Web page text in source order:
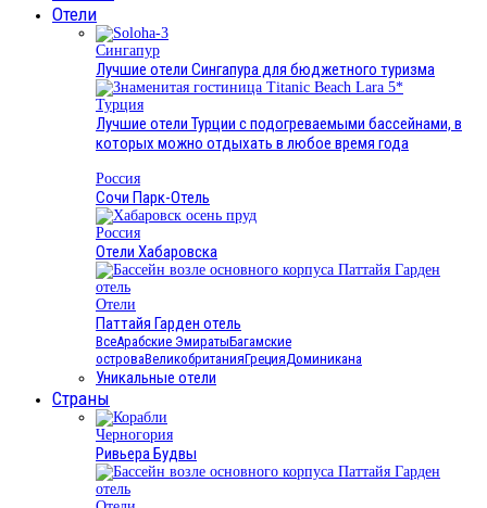
Отели
Сингапур
Лучшие отели Сингапура для бюджетного туризма
Турция
Лучшие отели Турции с подогреваемыми бассейнами, в
которых можно отдыхать в любое время года
Россия
Сочи Парк-Отель
Россия
Отели Хабаровска
Отели
Паттайя Гарден отель
ВсеАрабские ЭмиратыБагамские
островаВеликобританияГрецияДоминикана
Уникальные отели
Страны
Черногория
Ривьера Будвы